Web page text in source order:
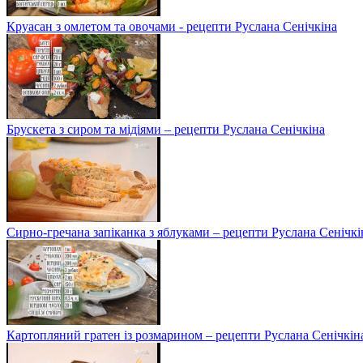
Круасан з омлетом та овочами - рецепти Руслана Сенічкіна
Брускета з сиром та мідіями – рецепти Руслана Сенічкіна
Сирно-гречана запіканка з яблуками – рецепти Руслана
Картопляний гратен із розмарином – рецепти Руслана